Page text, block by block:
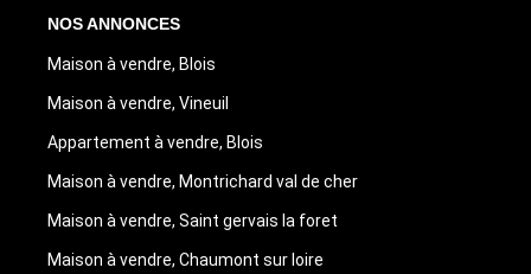
NOS ANNONCES
Maison à vendre, Blois
Maison à vendre, Vineuil
Appartement à vendre, Blois
Maison à vendre, Montrichard val de cher
Maison à vendre, Saint gervais la foret
Maison à vendre, Chaumont sur loire